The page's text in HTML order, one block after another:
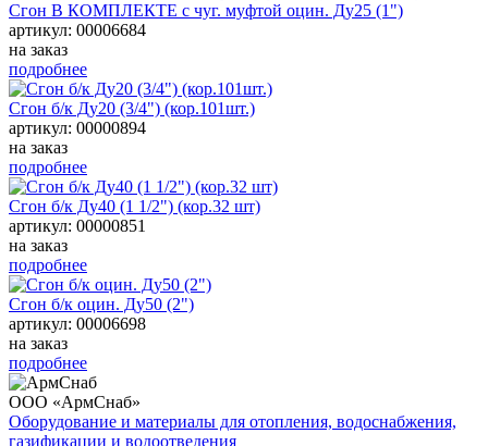
Сгон В КОМПЛЕКТЕ с чуг. муфтой оцин. Ду25 (1")
артикул: 00006684
на заказ
подробнее
Сгон б/к Ду20 (3/4") (кор.101шт.)
артикул: 00000894
на заказ
подробнее
Сгон б/к Ду40 (1 1/2") (кор.32 шт)
артикул: 00000851
на заказ
подробнее
Сгон б/к оцин. Ду50 (2")
артикул: 00006698
на заказ
подробнее
ООО «АрмСнаб»
Оборудование и материалы для отопления, водоснабжения,
газификации и водоотведения